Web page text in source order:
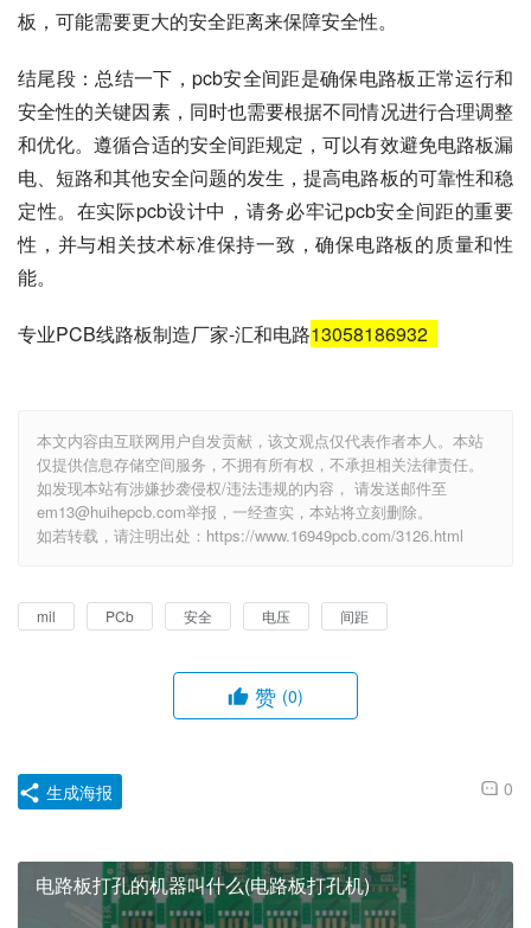
板，可能需要更大的安全距离来保障安全性。
结尾段：总结一下，pcb安全间距是确保电路板正常运行和
安全性的关键因素，同时也需要根据不同情况进行合理调整
和优化。遵循合适的安全间距规定，可以有效避免电路板漏
电、短路和其他安全问题的发生，提高电路板的可靠性和稳
定性。在实际pcb设计中，请务必牢记pcb安全间距的重要
性，并与相关技术标准保持一致，确保电路板的质量和性
能。
专业PCB线路板制造厂家-汇和电路13058186932
本文内容由互联网用户自发贡献，该文观点仅代表作者本人。本站
仅提供信息存储空间服务，不拥有所有权，不承担相关法律责任。
如发现本站有涉嫌抄袭侵权/违法违规的内容， 请发送邮件至
em13@huihepcb.com举报，一经查实，本站将立刻删除。
如若转载，请注明出处：https://www.16949pcb.com/3126.html
mil PCb 安全 电压 间距
赞 (0)
0
生成海报
电路板打孔的机器叫什么(电路板打孔机)